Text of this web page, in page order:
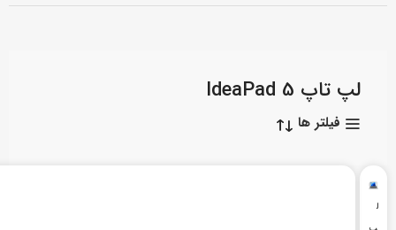
لپ تاپ IdeaPad 5
فیلتر ها
ل